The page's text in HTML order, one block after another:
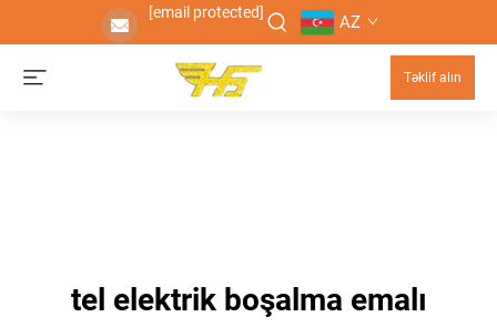
[email protected] AZ
Təklif alın
tel elektrik boşalma emalı